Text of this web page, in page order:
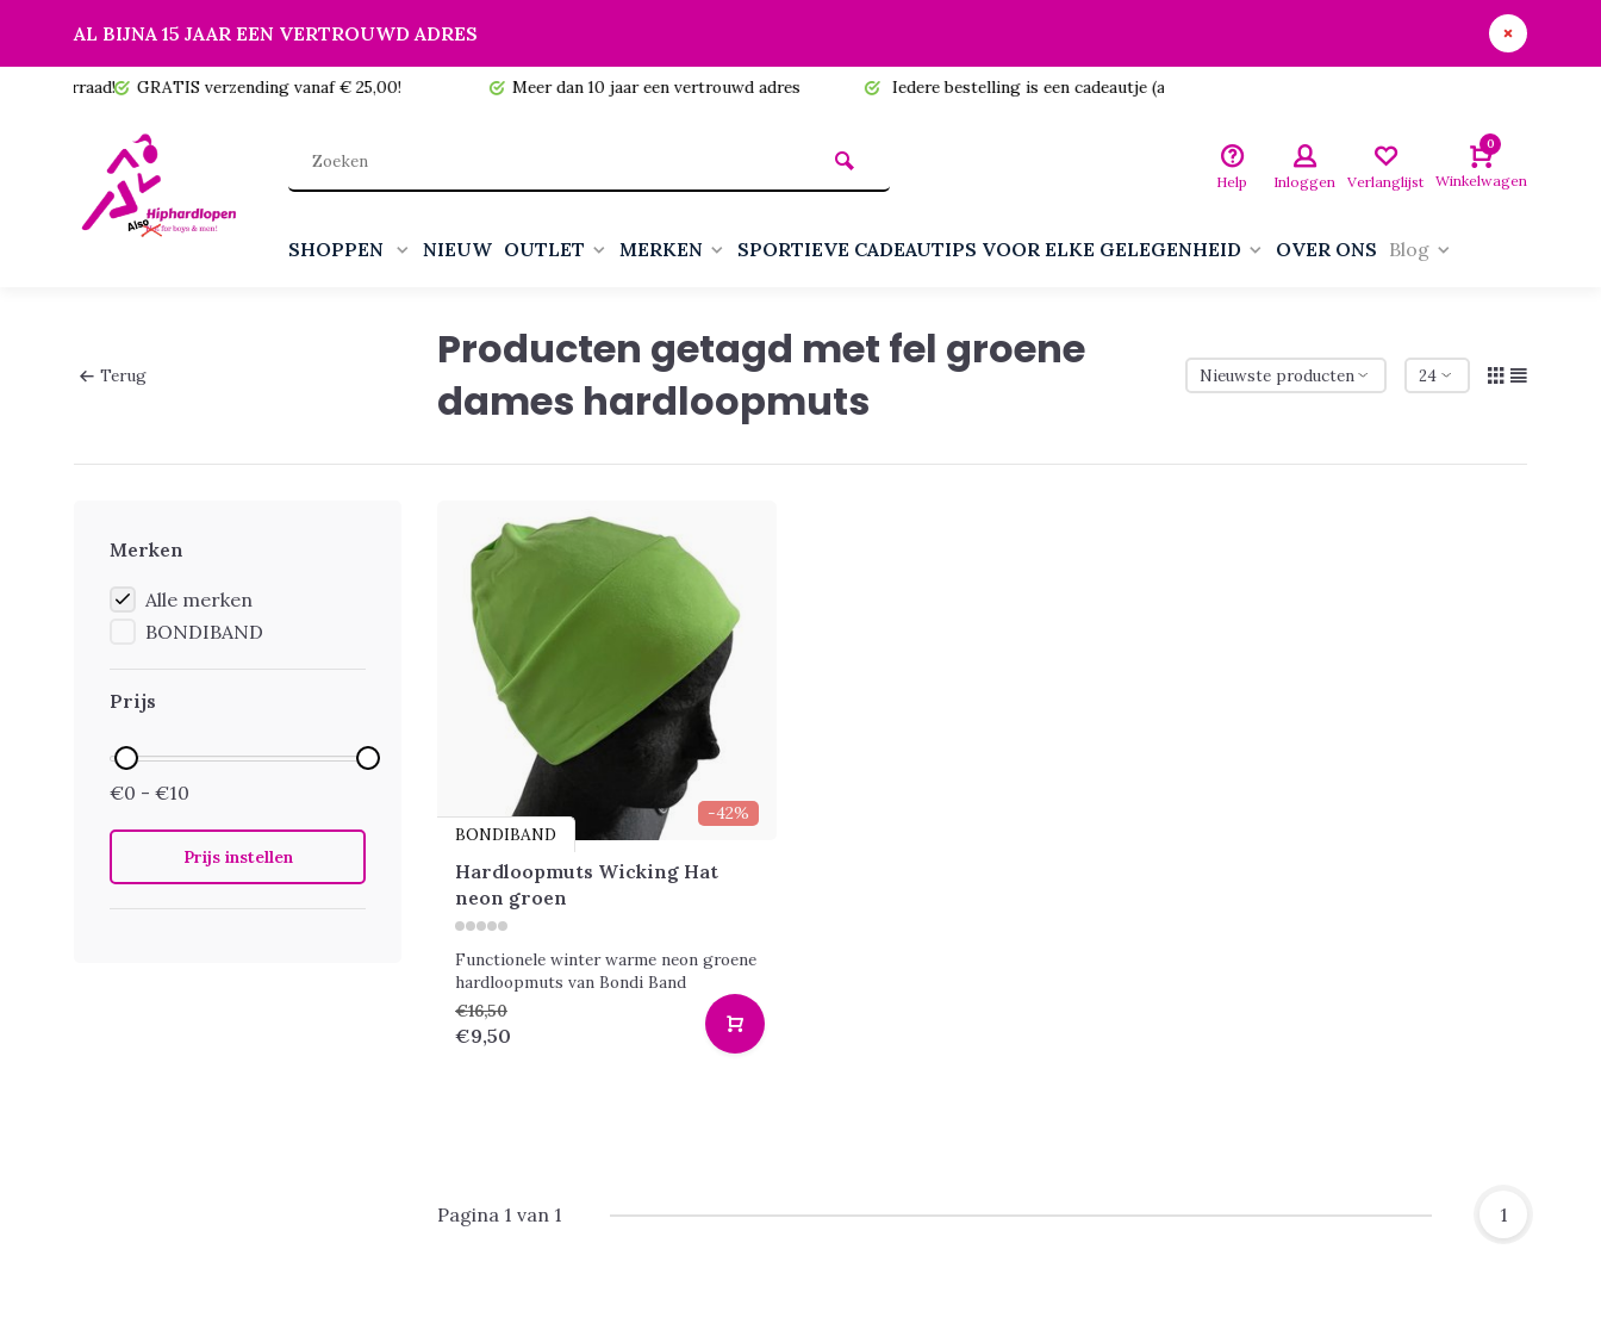
AL BIJNA 15 JAAR EEN VERTROUWD ADRES
GRATIS verzending vanaf € 25,00! Meer dan 10 jaar een vertrouwd adres Iedere bestelling is een cadeautje (aan jezelf)!
Help Inloggen Verlanglijst
0
Winkelwagen
SHOPPEN NIEUW OUTLET MERKEN SPORTIEVE CADEAUTIPS VOOR ELKE GELEGENHEID OVER ONS Blog
Terug
Producten getagd met fel groene
dames hardloopmuts
Merken
Alle merken
BONDIBAND
Prijs
€0 - €10
Prijs instellen
-42%
BONDIBAND
Hardloopmuts Wicking Hat
neon groen
Functionele winter warme neon groene
hardloopmuts van Bondi Band
€16,50
€9,50
Pagina 1 van 1 1